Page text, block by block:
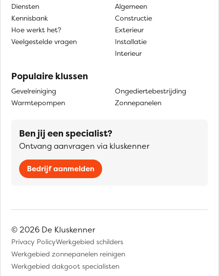
Diensten
Kennisbank
Hoe werkt het?
Veelgestelde vragen
Algemeen
Constructie
Exterieur
Installatie
Interieur
Populaire klussen
Gevelreiniging
Warmtepompen
Ongediertebestrijding
Zonnepanelen
Ben jij een specialist?
Ontvang aanvragen via kluskenner
Bedrijf aanmelden
© 2026 De Kluskenner
Privacy PolicyWerkgebied schilders
Werkgebied zonnepanelen reinigen
Werkgebied dakgoot specialisten